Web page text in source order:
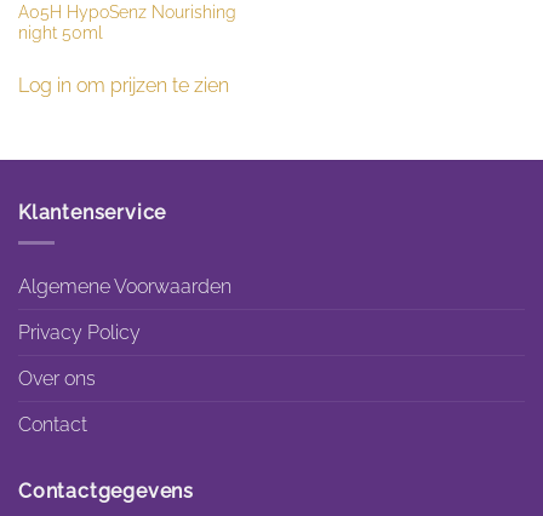
A05H HypoSenz Nourishing
night 50ml
Log in om prijzen te zien
Klantenservice
Algemene Voorwaarden
Privacy Policy
Over ons
Contact
Contactgegevens